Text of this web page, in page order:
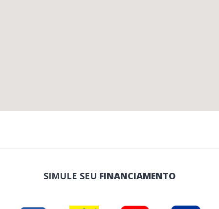
SIMULE SEU FINANCIAMENTO